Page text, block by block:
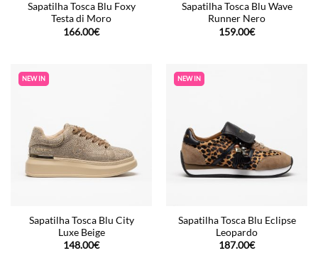
Sapatilha Tosca Blu Foxy
Testa di Moro
166.00€
Sapatilha Tosca Blu Wave
Runner Nero
159.00€
NEW IN
Sapatilha Tosca Blu City
Luxe Beige
148.00€
NEW IN
Sapatilha Tosca Blu Eclipse
Leopardo
187.00€